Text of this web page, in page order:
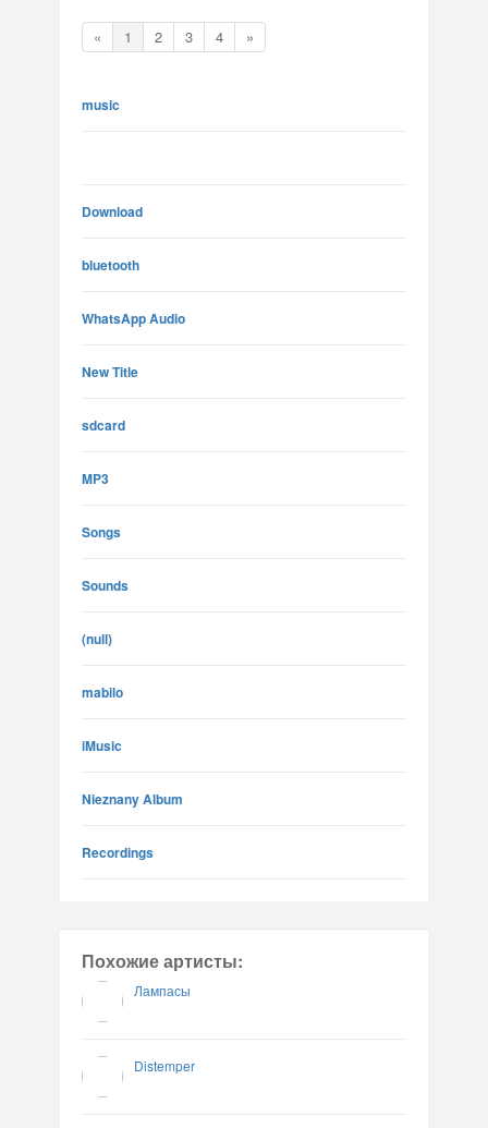
« 1 2 3 4 »
music
Download
bluetooth
WhatsApp Audio
New Title
sdcard
MP3
Songs
Sounds
(null)
mabilo
iMusic
Nieznany Album
Recordings
Похожие артисты:
Лампасы
Distemper